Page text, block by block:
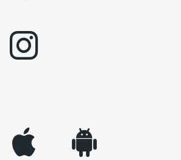
instagram
appleinc android